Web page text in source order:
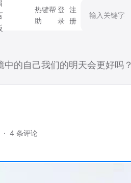
热键帮
助
登
录
注
册
的自己我们的明天会更好吗？
4 条评论